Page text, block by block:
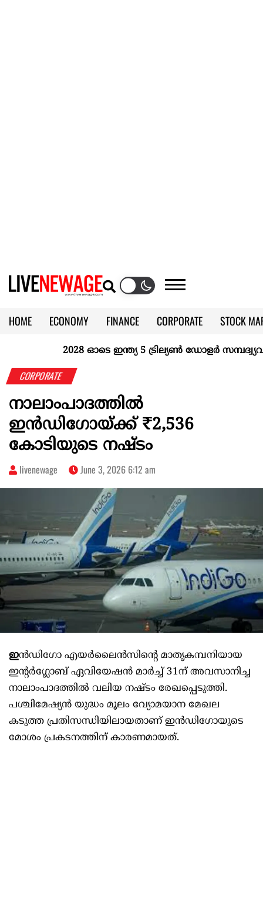
HOME ECONOMY FINANCE CORPORATE
STOCK
KERALA @70
2028 ഓടെ ഇന്ത്യ 5 ട്രില്യണ്‍ ഡോളര്‍
CORPORATE
നാലാംപാദത്തില്‍
ഇൻഡിഗോയ്ക്ക് ₹2,536
കോടിയുടെ നഷ്ടം
livenewage June 3, 2026 6:12 am
ഇന്‍ഡിഗോ എയര്‍ലൈന്‍സിന്റെ മാതൃകമ്പനിയായ
ഇന്റര്‍ഗ്ലോബ് ഏവിയേഷന്‍ മാര്‍ച്ച് 31ന് അവസാനിച്ച
നാലാംപാദത്തില്‍ വലിയ നഷ്ടം രേഖപ്പെടുത്തി.
പശ്ചിമേഷ്യന്‍ യുദ്ധം മൂലം വ്യോമയാന മേഖല
കടുത്ത പ്രതിസന്ധിയിലായതാണ് ഇന്‍ഡിഗോയുടെ
മോശം പ്രകടനത്തിന് കാരണമായത്.